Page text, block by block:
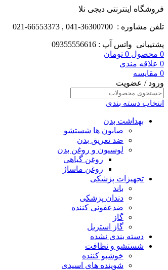
فروشگاه اینترنتی دیجی نلا
تلفن مشاوره : 36300700-041 , 66553373-021
پشتیبانی واتس آپ : 09355556616
0 محصول 0 تومان
0 علاقه مندی
0 مقایسه
ورود / عضویت
انتخاب دسته بندی
بهداشت بدن
صابون ها شستشو
ضد تعریق بدن
لوسیون و روغن بدن
روغن گیاهی
روغن ماساژ
تجهیزات پزشکی
باند
دندان پزشکی
ضدعفونی کننده
گاز
گاز استریل
دسته بندی نشده
شستشو و نظافت
خوشبو کننده
شوینده های اسیدی